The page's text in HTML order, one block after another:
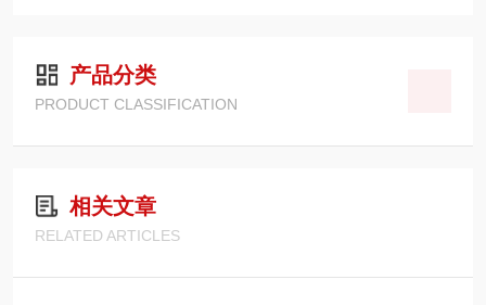
产品分类
PRODUCT CLASSIFICATION
相关文章
RELATED ARTICLES